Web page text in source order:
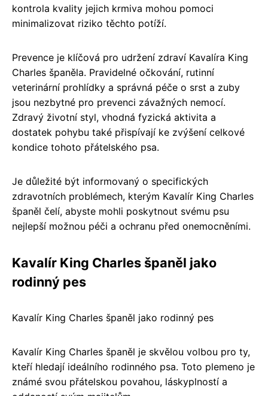
kontrola kvality jejich krmiva mohou pomoci
minimalizovat riziko těchto potíží.
Prevence je klíčová pro udržení zdraví Kavalíra King
Charles španěla. Pravidelné očkování, rutinní
veterinární prohlídky a správná péče o srst a zuby
jsou nezbytné pro prevenci závažných nemocí.
Zdravý životní styl, vhodná fyzická aktivita a
dostatek pohybu také přispívají ke zvýšení celkové
kondice tohoto přátelského psa.
Je důležité být informovaný o specifických
zdravotních problémech, kterým Kavalír King Charles
španěl čelí, abyste mohli poskytnout svému psu
nejlepší možnou péči a ochranu před onemocněními.
Kavalír King Charles španěl jako
rodinný pes
Kavalír King Charles španěl jako rodinný pes
Kavalír King Charles španěl je skvělou volbou pro ty,
kteří hledají ideálního rodinného psa. Toto plemeno je
známé svou přátelskou povahou, láskyplností a